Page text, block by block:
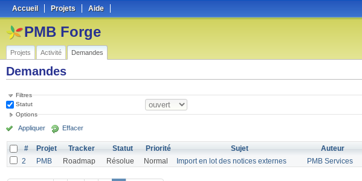
Accueil Projets Aide
PMB Forge
Projets Activité Demandes
Demandes
Filtres
Statut
Options
Appliquer Effacer
# Projet Tracker Statut Priorité Sujet Auteur
2
PMB Roadmap Résolue Normal Import en lot des notices externes PMB Services